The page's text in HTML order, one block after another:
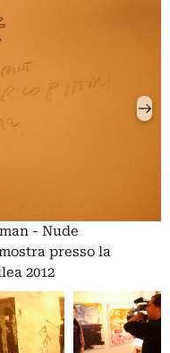
- Nude
presso la
2012